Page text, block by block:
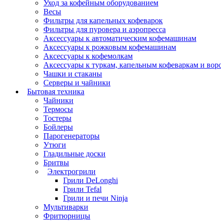
Уход за кофейным оборудованием
Весы
Фильтры для капельных кофеварок
Фильтры для пуровера и аэропресса
Аксессуары к автоматическим кофемашинам
Аксессуары к рожковым кофемашинам
Аксессуары к кофемолкам
Аксессуары к туркам, капельным кофеваркам и
Чашки и стаканы
Серверы и чайники
Бытовая техника
Чайники
Термосы
Тостеры
Бойлеры
Парогенераторы
Утюги
Гладильные доски
Бритвы
Электрогрили
Грили DeLonghi
Грили Tefal
Грили и печи Ninja
Мультиварки
Фритюрницы